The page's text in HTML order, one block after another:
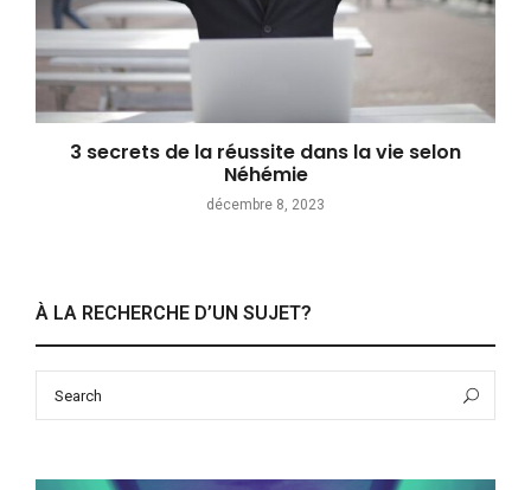
3 secrets de la réussite dans la vie selon
Néhémie
décembre 8, 2023
À LA RECHERCHE D’UN SUJET?